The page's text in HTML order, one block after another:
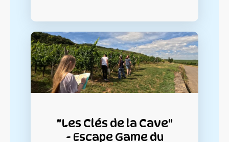
"Les Clés de la Cave"
- Escape Game du